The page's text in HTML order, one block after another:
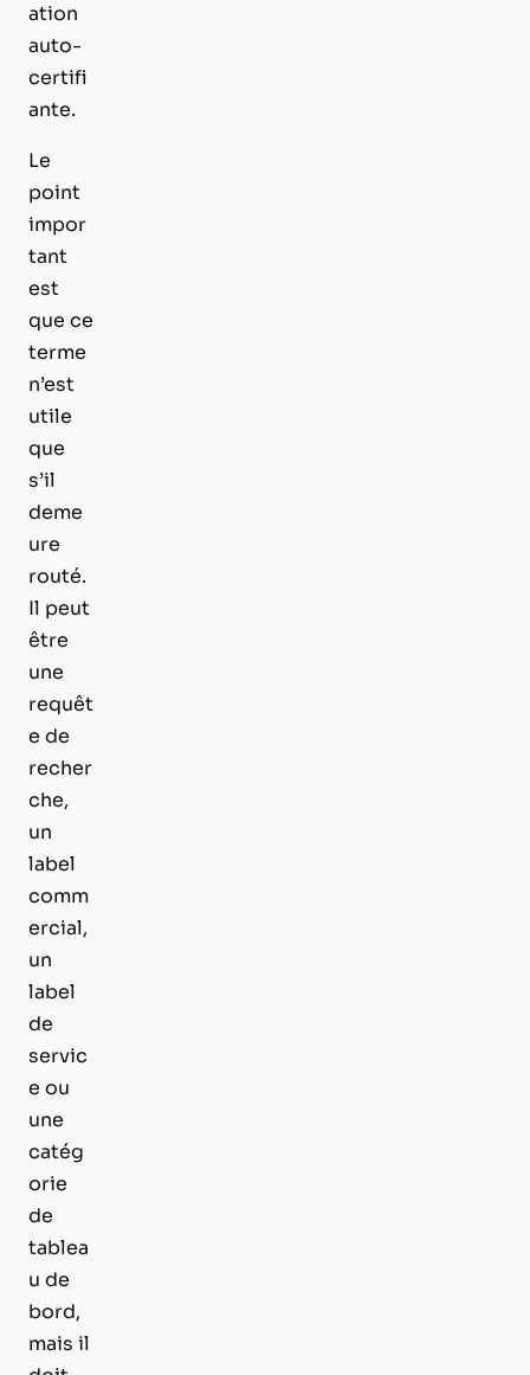
ation
auto-
certifi
ante.
Le
point
impor
tant
est
que ce
terme
n’est
utile
que
s’il
deme
ure
routé.
Il peut
être
une
requêt
e de
recher
che,
un
label
comm
ercial,
un
label
de
servic
e ou
une
catég
orie
de
tablea
u de
bord,
mais il